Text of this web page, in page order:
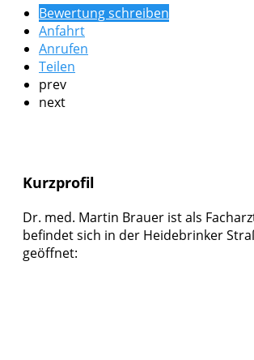
Bewertung schreiben
Anfahrt
Anrufen
Teilen
prev
next
Kurzprofil
Dr. med. Martin Brauer ist als
befindet sich in der Heidebrinker
geöffnet: